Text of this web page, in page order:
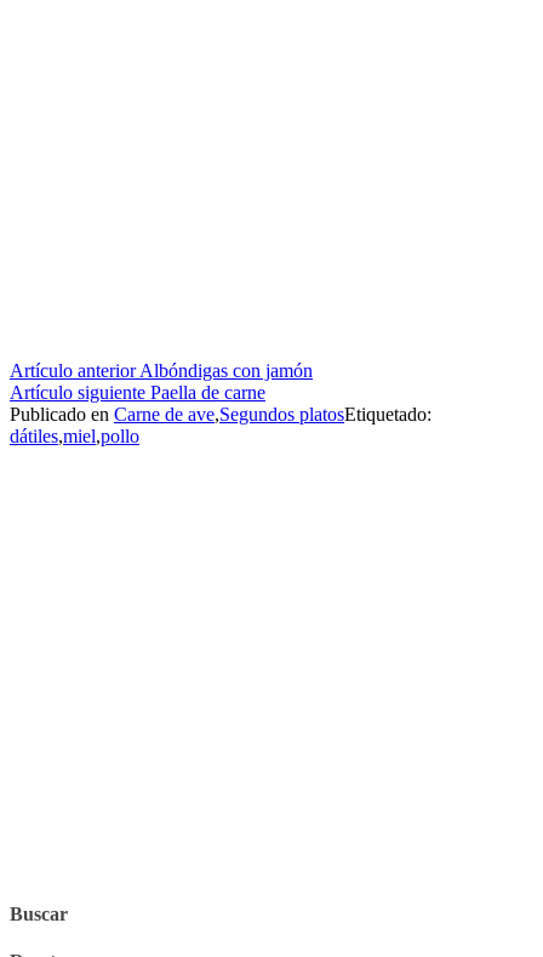
Seguir
leyendo
Artículo anteriorAlbóndigas con jamón
Artículo siguiente Paella de carne
Publicado en Carne de ave,Segundos platosEtiquetado:
dátiles,miel,pollo
Buscar